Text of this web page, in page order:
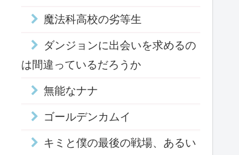
魔法科高校の劣等生
ダンジョンに出会いを求めるの
は間違っているだろうか
無能なナナ
ゴールデンカムイ
キミと僕の最後の戦場、あるい